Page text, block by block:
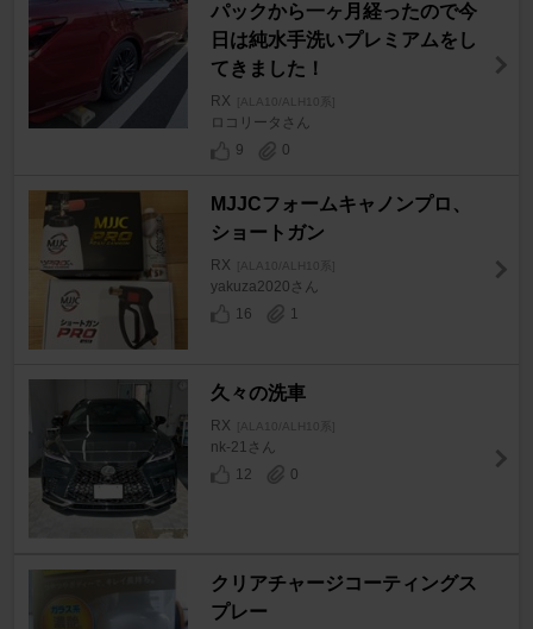
パックから一ヶ月経ったので今
日は純水手洗いプレミアムをし
てきました！
RX [ALA10/ALH10系]
ロコリータさん
9
0
MJJCフォームキャノンプロ、
ショートガン
RX [ALA10/ALH10系]
yakuza2020さん
16
1
久々の洗車
RX [ALA10/ALH10系]
nk-21さん
12
0
クリアチャージコーティングス
プレー